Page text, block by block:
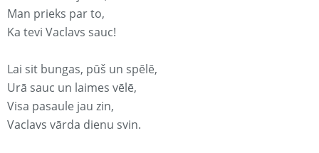
Man prieks par to,
Ka tevi Vaclavs sauc!
Lai sit bungas, pūš un spēlē,
Urā sauc un laimes vēlē,
Visa pasaule jau zin,
Vaclavs vārda dienu svin.